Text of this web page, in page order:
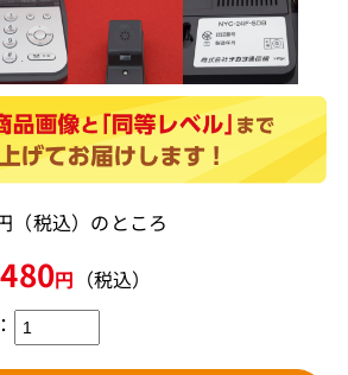
税込）のところ
円 （税込）